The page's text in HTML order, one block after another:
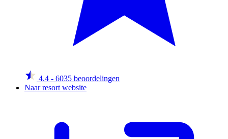
4.4 - 6035 beoordelingen
Naar resort website